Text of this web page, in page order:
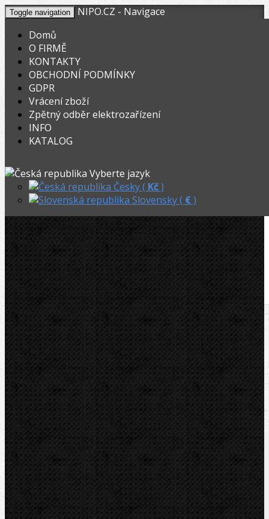
Toggle navigation
NIPO.CZ - Navigace
Domů
O FIRMĚ
KONTAKTY
OBCHODNÍ PODMÍNKY
GDPR
Vrácení zboží
Zpětný odběr elektrozařízení
INFO
KATALOG
Vyberte jazyk
Česky ( Kč)
Slovensky ( €)
V nákupním košíku máte0ks zboží.
Celkem:
Registrovat
OHYBACKY.NET »
CBC OB 85S, Set 10-26mm
CBC OB 85S, Set 10-26mm
Doprava ZDARMA
U nás zaplatíte
12 599,00Kč
U nás zaplatíte s DPH
15 244,79 Kč
Při vložení této položky do košíku budete mít na
celou objednávku
DOPRAVU ZDARMA